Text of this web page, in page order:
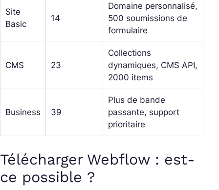
Site
Basic
14
Domaine personnalisé,
500 soumissions de
formulaire
CMS 23
Collections
dynamiques, CMS API,
2000 items
Business 39
Plus de bande
passante, support
prioritaire
Télécharger Webflow : est-
ce possible ?